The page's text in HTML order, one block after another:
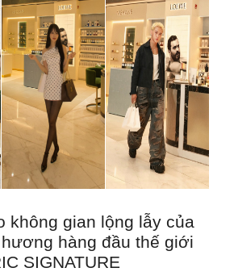
không gian lộng lẫy của
hàng đầu thế giới
SIGNATURE